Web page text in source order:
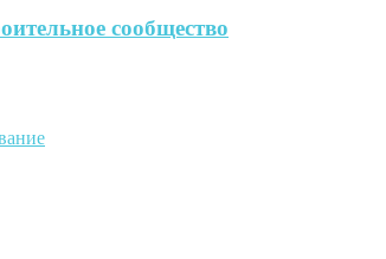
сообщество